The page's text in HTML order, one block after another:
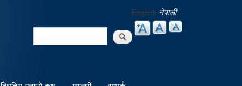
English नेपाली
Search